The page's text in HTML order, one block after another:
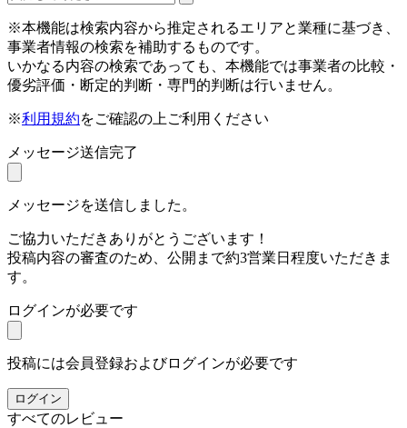
※本機能は検索内容から推定されるエリアと業種に基づき、
事業者情報の検索を補助するものです。
いかなる内容の検索であっても、本機能では事業者の比較・
優劣評価・断定的判断・専門的判断は行いません。
※利用規約をご確認の上ご利用ください
メッセージ送信完了
メッセージを送信しました。
ご協力いただきありがとうございます！
投稿内容の審査のため、公開まで約3営業日程度いただきま
す。
ログインが必要です
投稿には会員登録およびログインが必要です
ログイン
すべてのレビュー